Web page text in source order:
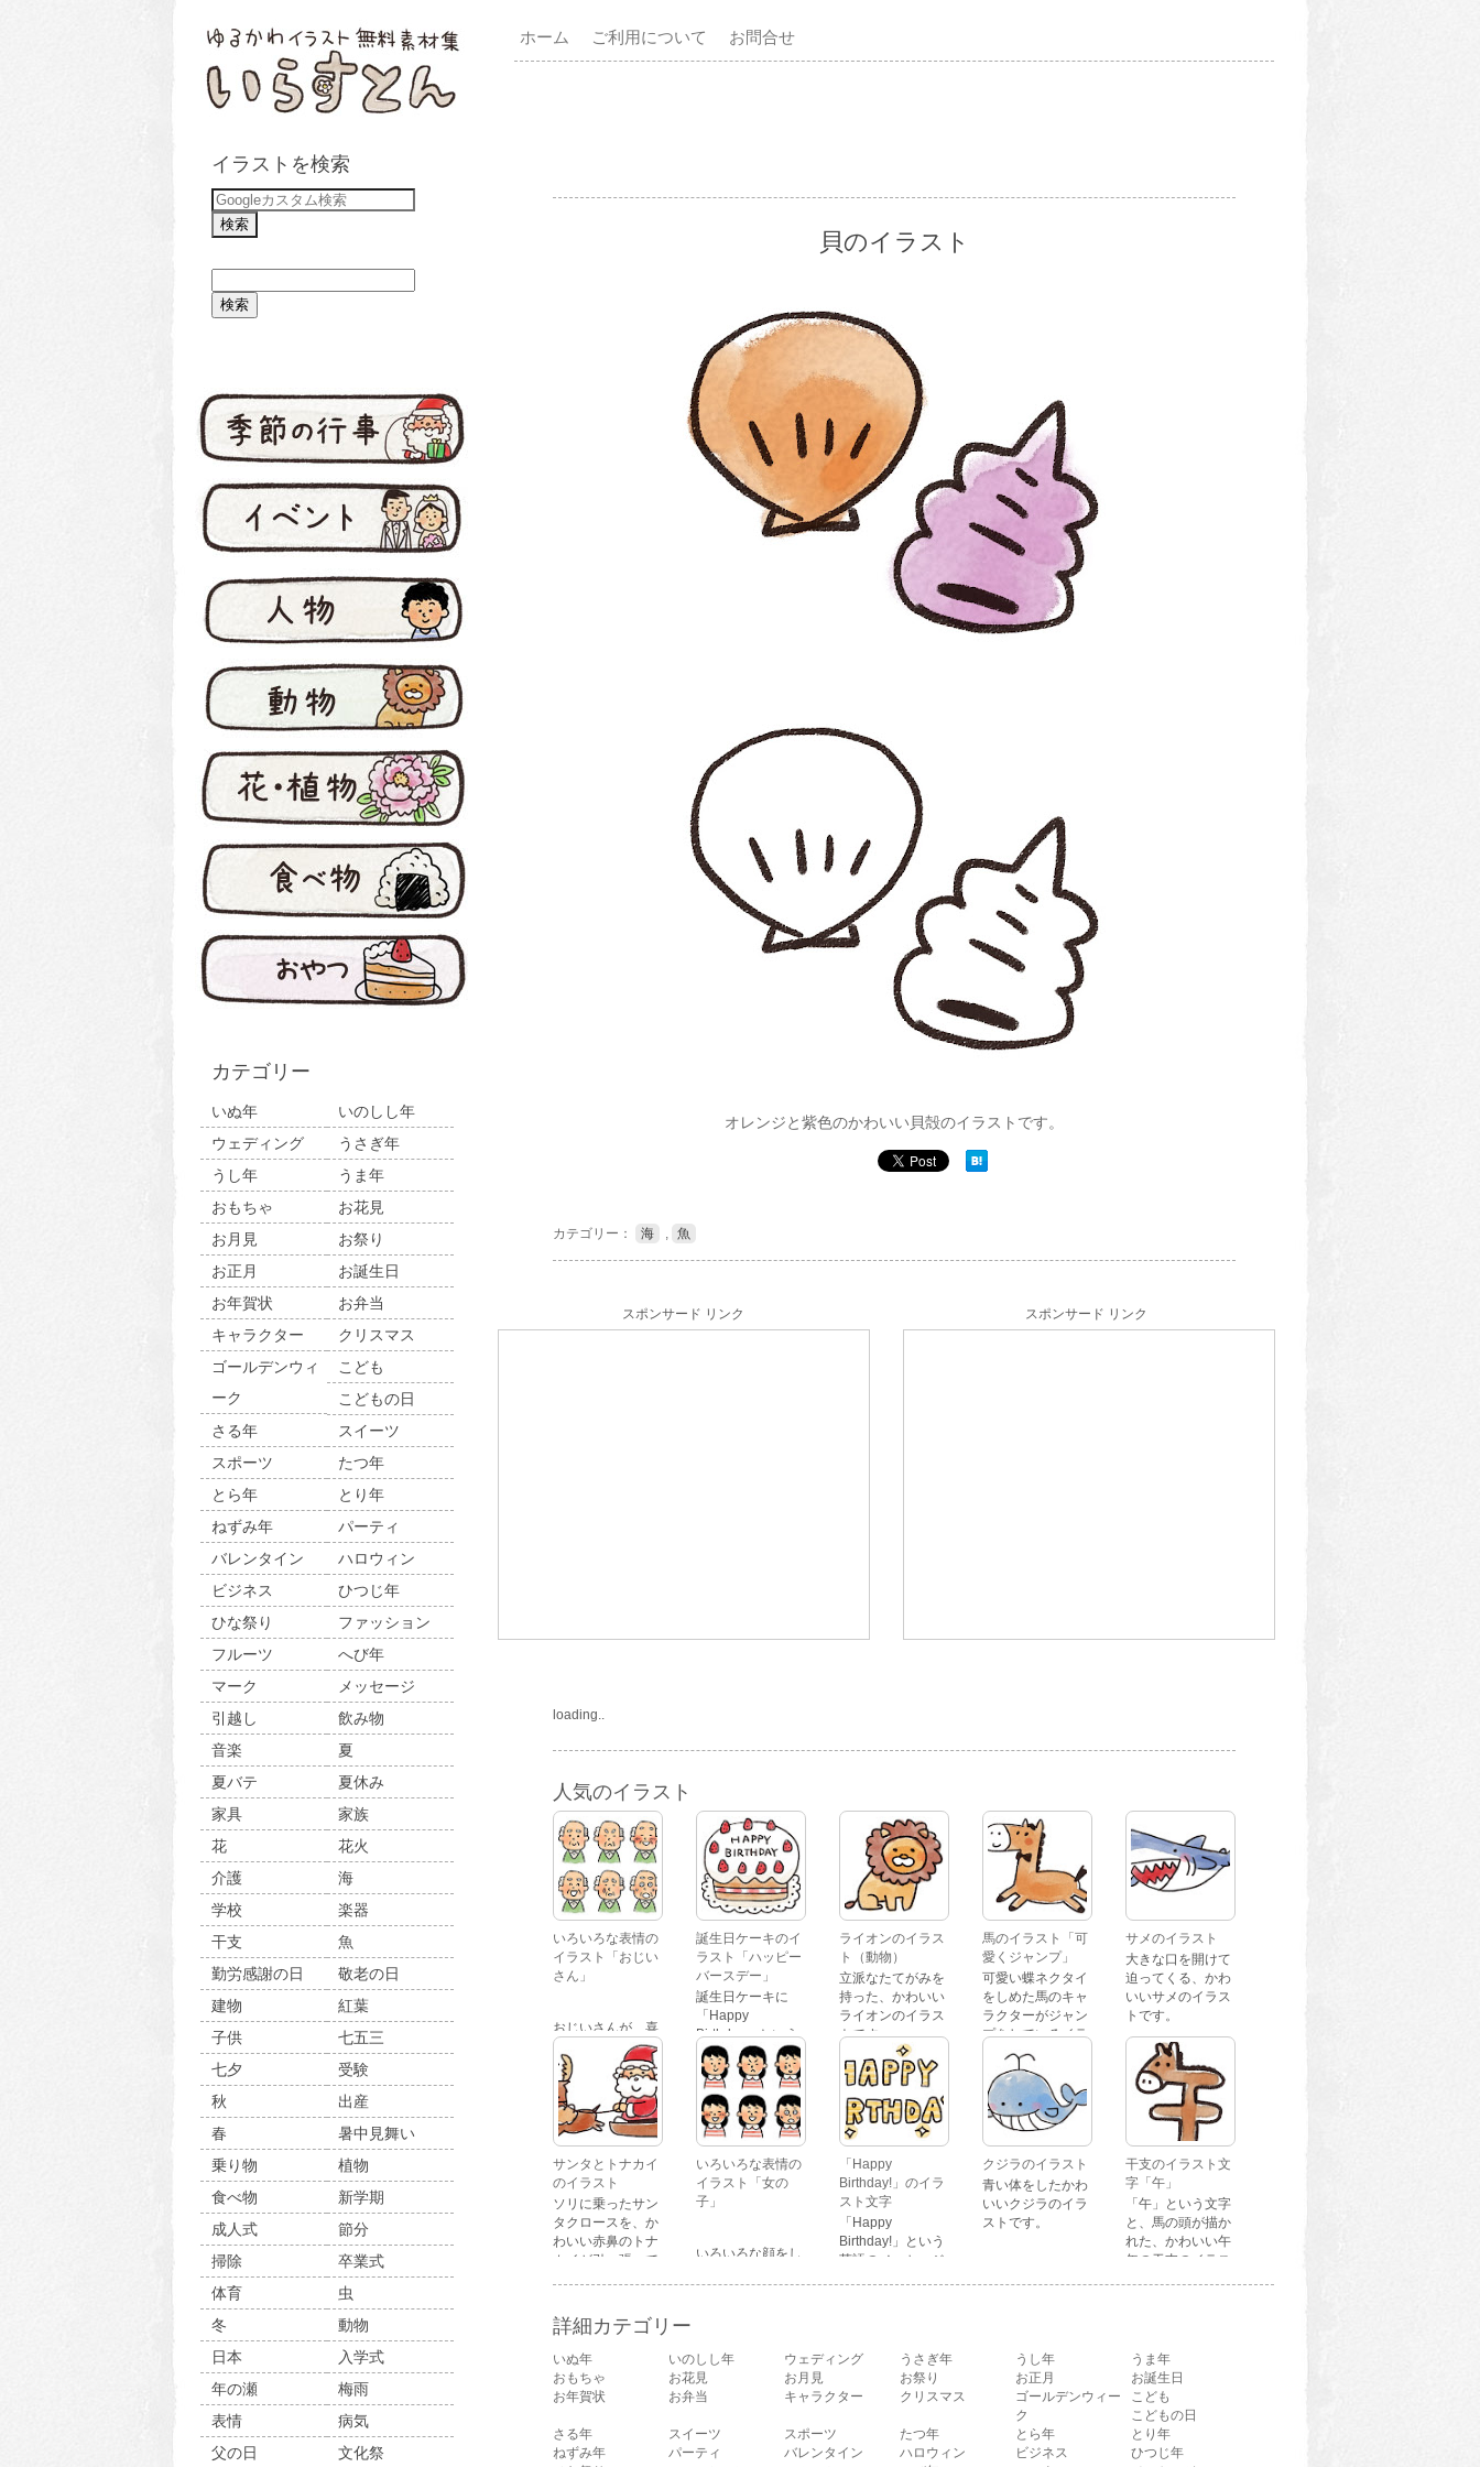
イラストを検索
カテゴリー
いぬ年
いのしし年
ウェディング
うさぎ年
うし年
うま年
おもちゃ
お花見
お月見
お祭り
お正月
お誕生日
お年賀状
お弁当
キャラクター
クリスマス
ゴールデンウィ
ーク
こども
こどもの日
さる年
スイーツ
スポーツ
たつ年
とら年
とり年
ねずみ年
パーティ
バレンタイン
ハロウィン
ビジネス
ひつじ年
ひな祭り
ファッション
フルーツ
へび年
マーク
メッセージ
引越し
飲み物
音楽
夏
夏バテ
夏休み
家具
家族
花
花火
介護
海
学校
楽器
干支
魚
勤労感謝の日
敬老の日
建物
紅葉
子供
七五三
七夕
受験
秋
出産
春
暑中見舞い
乗り物
植物
食べ物
新学期
成人式
節分
掃除
卒業式
体育
虫
冬
動物
日本
入学式
年の瀬
梅雨
表情
病気
父の日
文化祭
ホーム ご利用について お問合せ
貝のイラスト
オレンジと紫色のかわいい貝殻のイラストです。
カテゴリー： 海 , 魚
スポンサード リンク スポンサード リンク
loading..
人気のイラスト
いろいろな表情の
イラスト「おじい
さん」
おじいさんが、喜
怒哀楽たくさんの
表情をしているイ
ラストです。 通常
の顔・怒っている
顔・泣いている
顔・照れている
顔・笑っている
顔・驚いている
顔・困っている顔
があります。
誕生日ケーキのイ
ラスト「ハッピー
バースデー」
誕生日ケーキに
「Happy
Birthday」という
文字が描かれた、
かわいい苺のケー
キのイラストで
す。
ライオンのイラス
ト（動物）
立派なたてがみを
持った、かわいい
ライオンのイラス
トです。
馬のイラスト「可
愛くジャンプ」
可愛い蝶ネクタイ
をしめた馬のキャ
ラクターがジャン
プをしているイラ
ストです。
サメのイラスト
大きな口を開けて
迫ってくる、かわ
いいサメのイラス
トです。
サンタとトナカイ
のイラスト
ソリに乗ったサン
タクロースを、か
わいい赤鼻のトナ
カイが引っ張って
いろいろな表情の
イラスト「女の
子」
いろいろな顔をし
いる顔・笑ってい
る顔・驚いている
顔・困っている顔
「Happy
Birthday!」のイラ
スト文字
「Happy
Birthday!」という
英語のメッセージ
クジラのイラスト
青い体をしたかわ
いいクジラのイラ
ストです。
干支のイラスト文
字「午」
「午」という文字
と、馬の頭が描か
れた、かわいい午
年の干支のイラス
詳細カテゴリー
いぬ年 いのしし年 ウェディング うさぎ年 うし年
うま年
おもちゃ
お花見 お月見 お祭り お正月
お誕生日
お年賀状
お弁当 キャラクター クリスマス
ゴールデンウィー
ク
こども
こどもの日
さる年
スイーツ スポーツ たつ年 とら年
とり年
ねずみ年
パーティ バレンタイン ハロウィン ビジネス
ひつじ年